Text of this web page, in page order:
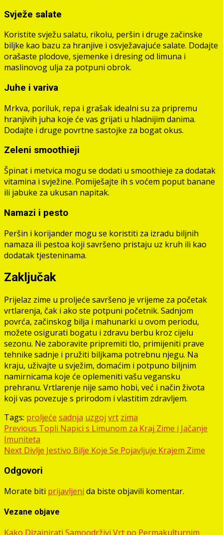
Svježe salate
Koristite svježu salatu, rikolu, peršin i druge začinske
biljke kao bazu za hranjive i osvježavajuće salate. Dodajte
orašaste plodove, sjemenke i dresing od limuna i
maslinovog ulja za potpuni obrok.
Juhe i variva
Mrkva, poriluk, repa i grašak idealni su za pripremu
hranjivih juha koje će vas grijati u hladnijim danima.
Dodajte i druge povrtne sastojke za bogat okus.
Zeleni smoothieji
Špinat i metvica mogu se dodati u smoothieje za dodatak
vitamina i svježine. Pomiješajte ih s voćem poput banane
ili jabuke za ukusan napitak.
Namazi i pesto
Peršin i korijander mogu se koristiti za izradu biljnih
namaza ili pestoa koji savršeno pristaju uz kruh ili kao
dodatak tjesteninama.
Zaključak
Prijelaz zime u proljeće savršeno je vrijeme za početak
vrtlarenja, čak i ako ste potpuni početnik. Sadnjom
povrća, začinskog bilja i mahunarki u ovom periodu,
možete osigurati bogatu i zdravu berbu kroz cijelu
sezonu. Ne zaboravite pripremiti tlo, primijeniti prave
tehnike sadnje i pružiti biljkama potrebnu njegu. Na
kraju, uživajte u svježim, domaćim i potpuno biljnim
namirnicama koje će oplemeniti vašu vegansku
prehranu. Vrtlarenje nije samo hobi, već i način života
koji vas povezuje s prirodom i vlastitim zdravljem.
Tags: proljeće sadnja uzgoj vrt zima
Post
navigation
Previous Topli Napici s Limunom za Kraj Zime i Jačanje
Imuniteta
Next Divlje Jestivo Bilje Koje Se Pojavljuje Krajem Zime
Odgovori
Morate biti prijavljeni da biste objavili komentar.
Vezane objave
Kako Dizajnirati Samoodrživi Vrt po Permakulturnim